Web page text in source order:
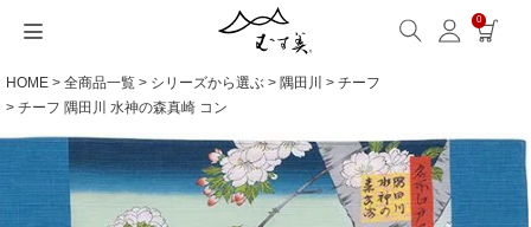
0
HOME 全商品一覧 シリーズから選ぶ 隅田川
チーフ
チーフ 隅田川 水神の森真崎 コン
サイズから選ぶ
サイズ一覧
Sサイズ(約45～50cm)
ギフトシーンから選ぶ
ギフトシーン一覧
内祝い
シーンから選ぶ
シーン一覧
毎日使うもの
素材から選ぶ
撥水加工
綿(コットン)
シリーズ名から選ぶ
全てのシリーズ
アクアドロップ(撥水)
ふくさ（念珠）・はんかち・書籍
ふくさ・念珠入れ
はんかち・手ぬぐい
名入れ・ラッピング
名入れ・記念品
無料ラッピング
発送・お問い合わせ
送料・お支払い方法
海外発送の方（English）
包み方・お手入れ
洗濯・お手入れ
包み方・使い方
ブログ・特集
読みもの(ブログ)
特集
読みもの(ブログ)
読みもの一覧
一升餅におすすめ
特集
特集一覧
ECOバッグ 100cm
むす美とは
About us
お取引をご希望の方